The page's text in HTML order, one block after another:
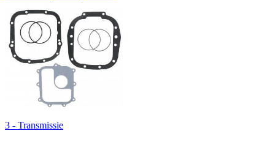
3 - Transmissie